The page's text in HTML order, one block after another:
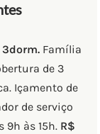
Família
de 3
Içamento de
de serviço
9h às 15h. R$